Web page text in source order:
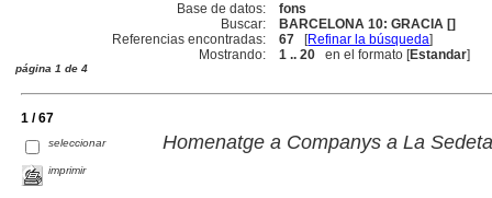
Base de datos:
fons
Buscar:
BARCELONA 10: GRACIA []
Referencias encontradas:
67 [Refinar la búsqueda]
Mostrando:
1 .. 20 en el formato [Estandar]
página 1 de 4
1 / 67
seleccionar
imprimir
Homenatge a Companys a La Sedeta